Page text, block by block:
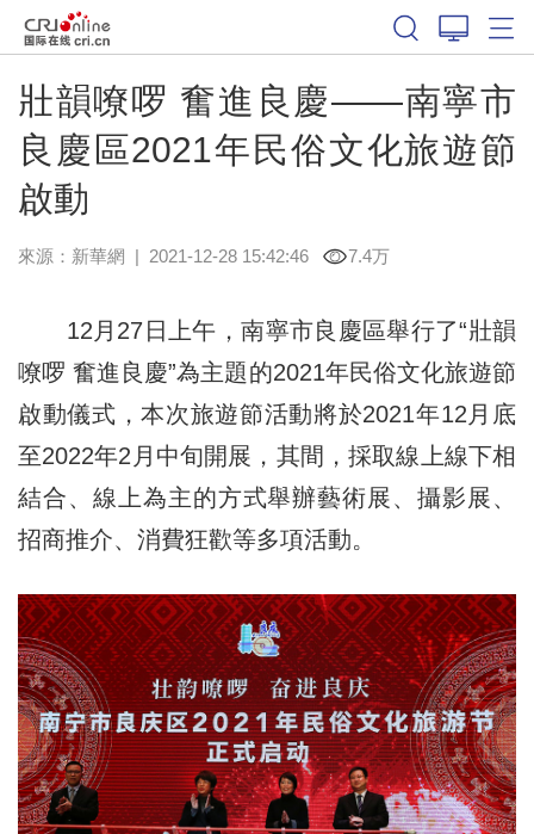
壯韻嘹啰 奮進良慶——南寧市
良慶區2021年民俗文化旅遊節
啟動
來源： 新華網 | 2021-12-28 15:42:46 7.4万
12月27日上午，南寧市良慶區舉行了“壯韻
嘹啰 奮進良慶”為主題的2021年民俗文化旅遊節
啟動儀式，本次旅遊節活動將於2021年12月底
至2022年2月中旬開展，其間，採取線上線下相
結合、線上為主的方式舉辦藝術展、攝影展、
招商推介、消費狂歡等多項活動。